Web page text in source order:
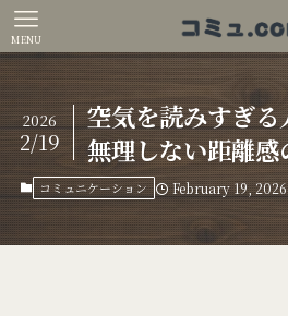
MENU
空気を読みすぎ
無理しない距離感
2026
2/19
コミュニケーション February 19, 2026